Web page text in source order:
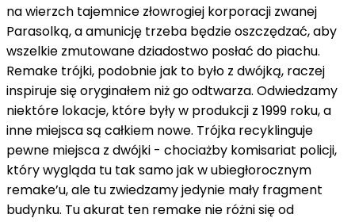
na wierzch tajemnice złowrogiej korporacji zwanej
Parasolką, a amunicję trzeba będzie oszczędzać, aby
wszelkie zmutowane dziadostwo posłać do piachu.
Remake trójki, podobnie jak to było z dwójką, raczej
inspiruje się oryginałem niż go odtwarza. Odwiedzamy
niektóre lokacje, które były w produkcji z 1999 roku, a
inne miejsca są całkiem nowe. Trójka recyklinguje
pewne miejsca z dwójki - chociażby komisariat policji,
który wygląda tu tak samo jak w ubiegłorocznym
remake’u, ale tu zwiedzamy jedynie mały fragment
budynku. Tu akurat ten remake nie różni się od